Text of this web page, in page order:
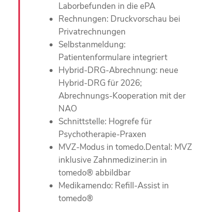
Laborbefunden in die ePA
Rechnungen: Druckvorschau bei
Privatrechnungen
Selbstanmeldung:
Patientenformulare integriert
Hybrid-DRG-Abrechnung: neue
Hybrid-DRG für 2026;
Abrechnungs-Kooperation mit der
NAO
Schnittstelle: Hogrefe für
Psychotherapie-Praxen
MVZ-Modus in tomedo.Dental: MVZ
inklusive Zahnmediziner:in in
tomedo® abbildbar
Medikamendo: Refill-Assist in
tomedo®